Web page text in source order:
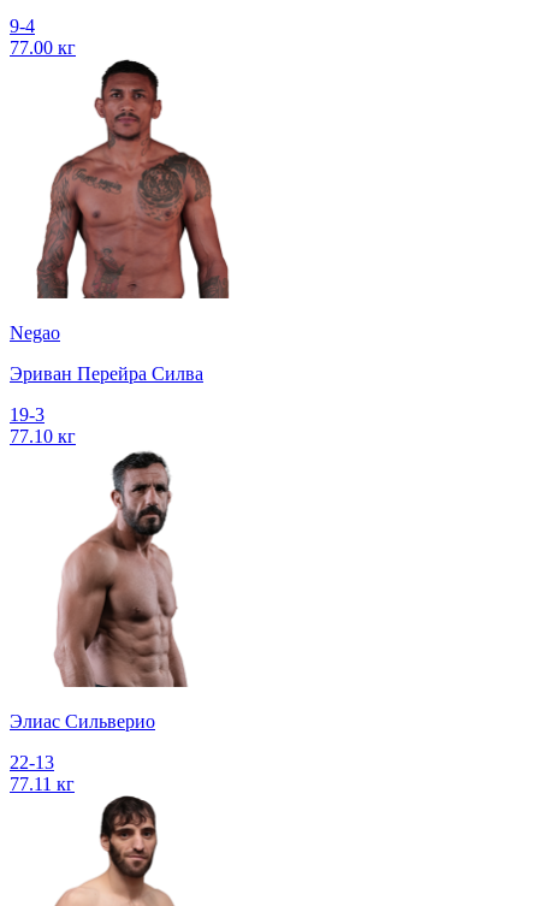
9-4
77.00 кг
Negao
Эриван Перейра Силва
19-3
77.10 кг
Элиас Сильверио
22-13
77.11 кг